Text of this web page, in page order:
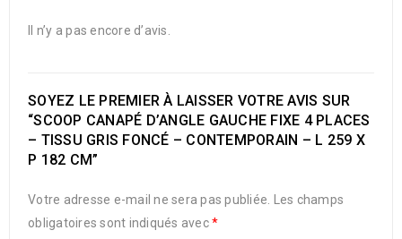
Il n’y a pas encore d’avis.
SOYEZ LE PREMIER À LAISSER VOTRE AVIS SUR
“SCOOP CANAPÉ D’ANGLE GAUCHE FIXE 4 PLACES
– TISSU GRIS FONCÉ – CONTEMPORAIN – L 259 X
P 182 CM”
Votre adresse e-mail ne sera pas publiée.
Les champs
obligatoires sont indiqués avec*